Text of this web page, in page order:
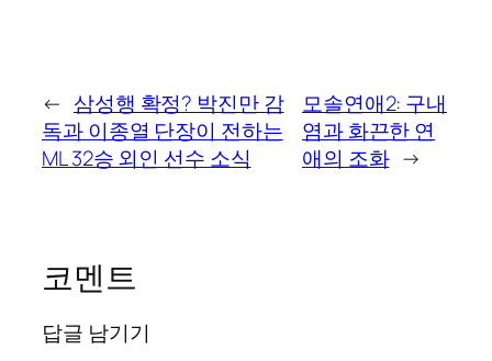
← 삼성행 확정? 박진만 감
독과 이종열 단장이 전하는
ML 32승 외인 선수 소식
모솔연애2: 구내
염과 화끈한 연
애의 조화 →
코멘트
답글 남기기